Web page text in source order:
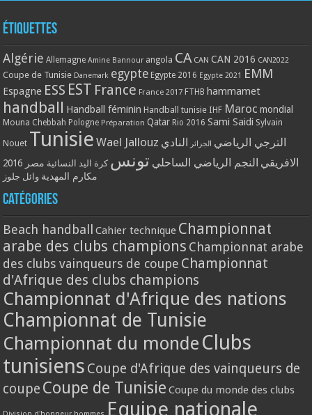
Étiquettes
Algérie Allemagne Amine Bannour angola CA CAN CAN 2016 CAN2022
Coupe de Tunisie Danemark egypte Egypte 2016 Egypte 2021 EMM
Espagne ESS EST France France 2017 FTHB hammamet
handball Handball féminin Handball tunisie IHF Maroc mondial
Mouna Chebbah Pologne Préparation Qatar Rio 2016 Sami Saidi Sylvain
Nouet Tunisie Wael Jallouz الترجي الرياضي الجزائر النادي
الافريقي النجم الرياضي الساحلي تونس كرة اليد النسائية مصر 2016
مكارم المهدية وائل جلوز
Catégories
Beach handball Cahier technique Championnat
arabe des clubs champions Championnat arabe
des clubs vainqueurs de coupe Championnat
d'Afrique des clubs champions
Championnat d'Afrique des nations
Championnat de Tunisie
Championnat du monde Clubs
tunisiens Coupe d'Afrique des vainqueurs de
coupe Coupe de Tunisie Coupe du monde des clubs
Equipe nationale